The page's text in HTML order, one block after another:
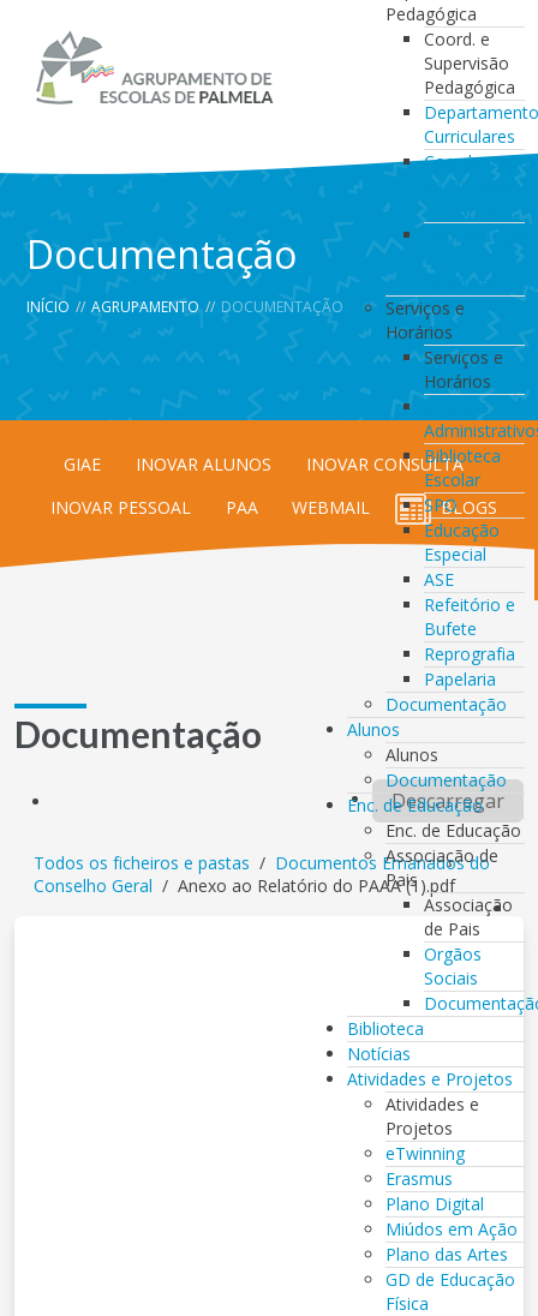
Pedagógica
Coord. e
Supervisão
Pedagógica
Curriculares
Coordenação
da Direção
de Turma
Coordenação
de
Serviços e
Horários
Serviços e
Horários
Serviços
Biblioteca
Escolar
SPO
Educação
Especial
ASE
Refeitório e
Bufete
Reprografia
Papelaria
Documentação
Alunos
Alunos
Documentação
Enc. de Educação
Enc. de Educação
Associação de
Pais
Associação
de Pais
Orgãos
Sociais
Biblioteca
Notícias
Atividades e Projetos
Atividades e
Projetos
eTwinning
Erasmus
Plano Digital
Miúdos em Ação
Plano das Artes
GD de Educação
Física
Documentação
INÍCIO // AGRUPAMENTO // DOCUMENTAÇÃO
GIAE INOVAR ALUNOS
INOVAR CONSULTA
INOVAR PESSOAL
PAA WEBMAIL BLOGS
Documentação
Descarregar
Todos os ficheiros e pastas / Documentos Emanados do
Conselho Geral / Anexo ao Relatório do PAAA (1).pdf